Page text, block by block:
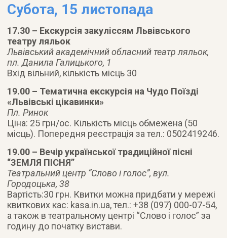
Субота, 15 листопада
17.30 – Екскурсія закуліссям Львівського
театру ляльок
Львівський академічний обласний театр ляльок,
пл. Данила Галицького, 1
Вхід вільний, кількість місць 30
19.00 – Тематична екскурсія на Чудо Поїзді
«Львівські цікавинки»
Пл. Ринок
Ціна: 25 грн/ос. Кількість місць обмежена (50
місць). Попередня реєстрація за тел.: 0502419246.
19.00 – Вечір української традиційної пісні
“ЗЕМЛЯ ПІСНЯ”
Театральний центр “Слово і голос”, вул.
Городоцька, 38
Вартість:30 грн. Квитки можна придбати у мережі
квиткових кас: kasa.in.ua, тел.: +38 (097) 000-07-54,
а також в театральному центрі “Слово і голос” за
годину до початку вистави.